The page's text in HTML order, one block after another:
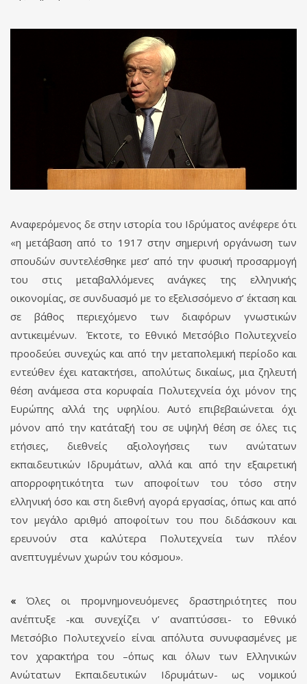
Αναφερόμενος δε στην ιστορία του Ιδρύματος ανέφερε ότι
«η μετάβαση από το 1917 στην σημερινή οργάνωση των
σπουδών συντελέσθηκε μεσ’ από την φυσική προσαρμογή
του στις μεταβαλλόμενες ανάγκες της ελληνικής
οικονομίας, σε συνδυασμό με το εξελισσόμενο σ’ έκταση και
σε βάθος περιεχόμενο των διαφόρων γνωστικών
αντικειμένων. Έκτοτε, το Εθνικό Μετσόβιο Πολυτεχνείο
προοδεύει συνεχώς και από την μεταπολεμική περίοδο και
εντεύθεν έχει κατακτήσει, απολύτως δικαίως, μια ζηλευτή
θέση ανάμεσα στα κορυφαία Πολυτεχνεία όχι μόνον της
Ευρώπης αλλά της υφηλίου. Αυτό επιβεβαιώνεται όχι
μόνον από την κατάταξή του σε υψηλή θέση σε όλες τις
ετήσιες, διεθνείς αξιολογήσεις των ανώτατων
εκπαιδευτικών Ιδρυμάτων, αλλά και από την εξαιρετική
απορροφητικότητα των αποφοίτων του τόσο στην
ελληνική όσο και στη διεθνή αγορά εργασίας, όπως και από
τον μεγάλο αριθμό αποφοίτων του που διδάσκουν και
ερευνούν στα καλύτερα Πολυτεχνεία των πλέον
ανεπτυγμένων χωρών του κόσμου».
« Όλες οι προμνημονευόμενες δραστηριότητες που
ανέπτυξε -και συνεχίζει ν’ αναπτύσσει- το Εθνικό
Μετσόβιο Πολυτεχνείο είναι απόλυτα συνυφασμένες με
τον χαρακτήρα του –όπως και όλων των Ελληνικών
Ανώτατων Εκπαιδευτικών Ιδρυμάτων- ως νομικού